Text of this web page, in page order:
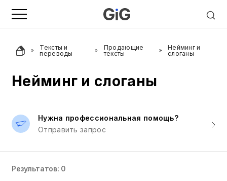
Тексты и
переводы
Продающие
тексты
Нейминг и
слоганы
Нейминг и слоганы
Нужна профессиональная помощь?
Отправить запрос
Результатов: 0